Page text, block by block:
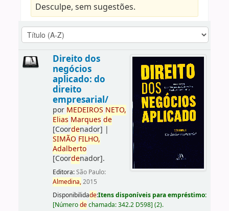
Desculpe, sem sugestões.
Direito dos
negócios
aplicado: do
direito
empresarial/
por MEDEIROS NETO,
Elias Marques de
[Coordenador] |
SIMÃO FILHO,
Adalberto
[Coordenador].
Editora:São Paulo:
Almedina,2015
Disponibilidade:Itens disponíveis para empréstimo:
[Númerodechamada:342.2 D598] (2).